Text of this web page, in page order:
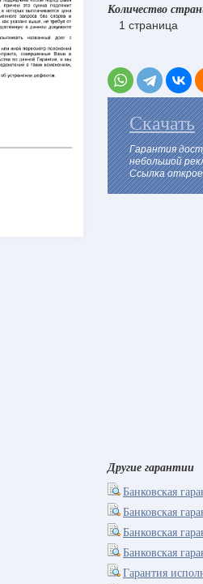
Количество
1 страница
Скачать
Гарантия
небольшой
Ссылка
Другие гарантии
Банковская
Банковская
Банковская
Банковская
Гарантия